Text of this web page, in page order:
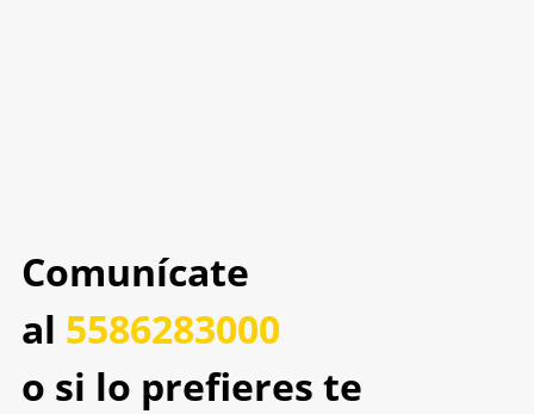
Comunícate
al 5586283000
o si lo prefieres te